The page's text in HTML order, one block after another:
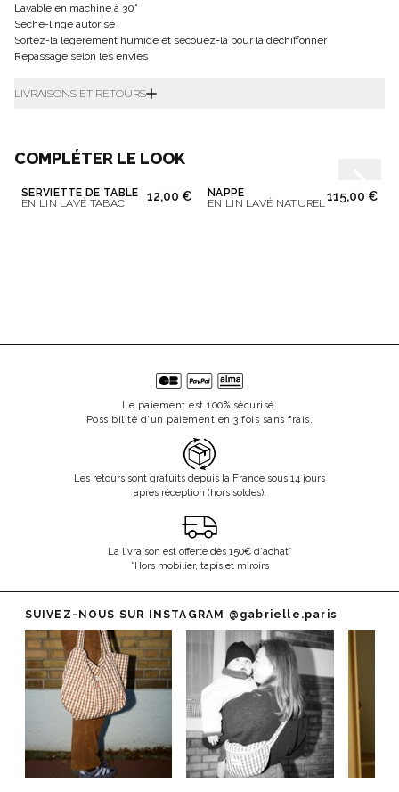
Lavable en machine à 30°
Sèche-linge autorisé
Sortez-la légèrement humide et secouez-la pour la déchiffonner
Repassage selon les envies
LIVRAISONS ET RETOURS
COMPLÉTER LE LOOK
SERVIETTE DE TABLE
EN LIN LAVÉ TABAC
12,00 €
NAPPE
EN LIN LAVÉ NATUREL115,00 €
Le paiement est 100% sécurisé.
Possibilité d'un paiement en 3 fois sans frais.
Les retours sont gratuits depuis la France sous 14 jours
après réception (hors soldes).
La livraison est offerte dès 150€ d'achat*
*Hors mobilier, tapis et miroirs
SUIVEZ-NOUS SUR INSTAGRAM @gabrielle.paris